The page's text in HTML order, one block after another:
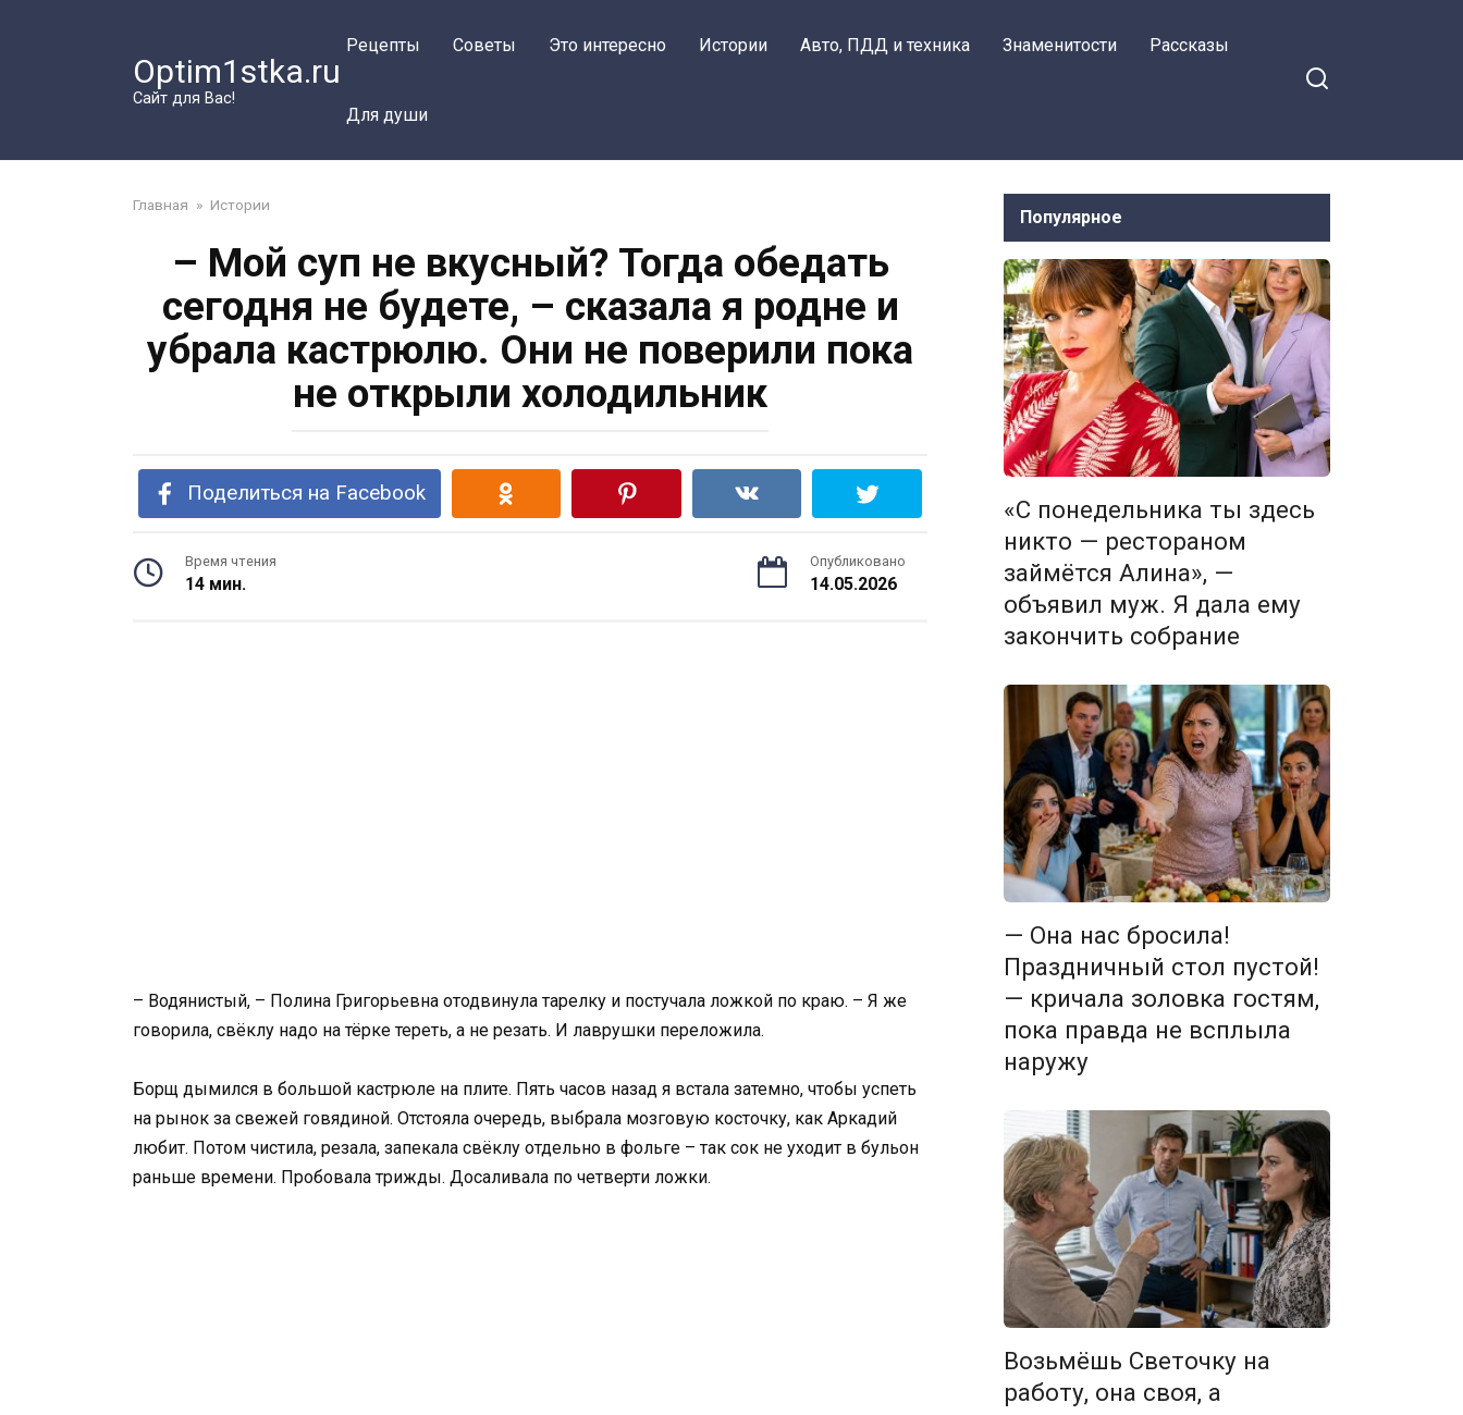
Optim1stka.ru
Сайт для Вас!
Рецепты Советы Это интересно Истории Авто, ПДД и техника Знаменитости Рассказы
Для души
Главная » Истории
– Мой суп не вкусный? Тогда обедать
сегодня не будете, – сказала я родне и
убрала кастрюлю. Они не поверили пока
не открыли холодильник
Поделиться на Facebook
Время чтения
14 мин.
Опубликовано
14.05.2026
– Водянистый, – Полина Григорьевна отодвинула тарелку и постучала ложкой по краю. – Я же
говорила, свёклу надо на тёрке тереть, а не резать. И лаврушки переложила.
Борщ дымился в большой кастрюле на плите. Пять часов назад я встала затемно, чтобы успеть
на рынок за свежей говядиной. Отстояла очередь, выбрала мозговую косточку, как Аркадий
любит. Потом чистила, резала, запекала свёклу отдельно в фольге – так сок не уходит в бульон
раньше времени. Пробовала трижды. Досаливала по четверти ложки.
Популярное
«С понедельника ты здесь
никто — рестораном
займётся Алина», —
объявил муж. Я дала ему
закончить собрание
— Она нас бросила!
Праздничный стол пустой!
— кричала золовка гостям,
пока правда не всплыла
наружу
Возьмёшь Светочку на
работу, она своя, а